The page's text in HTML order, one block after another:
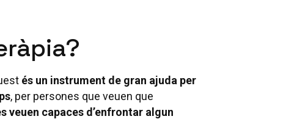
és un instrument de gran ajuda per
, per persones que veuen que
veuen capaces d’enfrontar algun